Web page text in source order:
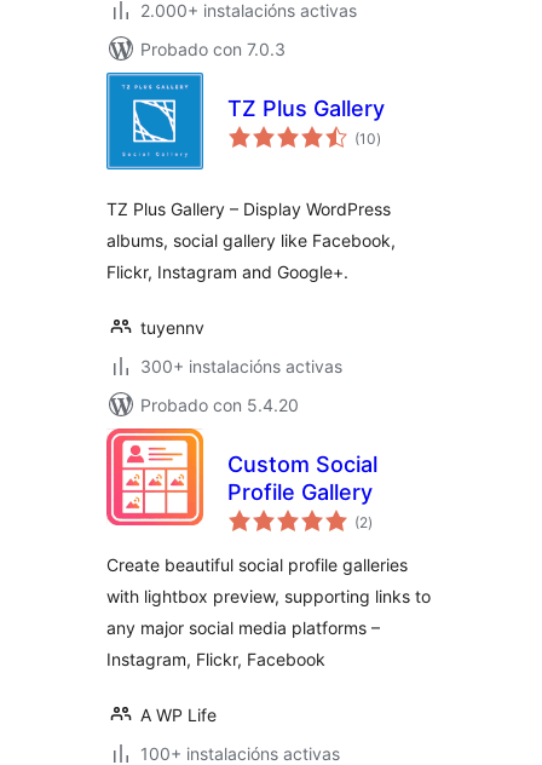
2.000+ instalacións activas
Probado con 7.0.3
TZ Plus Gallery
(10valoracións
totais
)
TZ Plus Gallery – Display WordPress
albums, social gallery like Facebook,
Flickr, Instagram and Google+.
tuyennv
300+ instalacións activas
Probado con 5.4.20
Custom Social
Profile Gallery
(2valoracións
totais
)
Create beautiful social profile galleries
with lightbox preview, supporting links to
any major social media platforms –
Instagram, Flickr, Facebook
A WP Life
100+ instalacións activas